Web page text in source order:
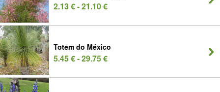
2.13 € - 21.10 €
Totem do México
5.45 € - 29.75 €